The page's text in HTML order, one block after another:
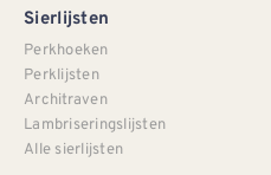
Sierlijsten
Perkhoeken
Perklijsten
Architraven
Lambriseringslijsten
Alle sierlijsten